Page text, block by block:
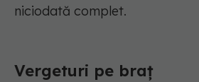
niciodată complet.
Vergeturi pe braț